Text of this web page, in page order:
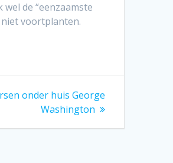
wel de “eenzaamste
voortplanten.
onder huis George
Washington